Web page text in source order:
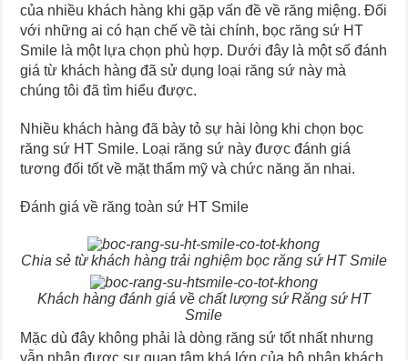
của nhiều khách hàng khi gặp vấn đề về răng miệng. Đối
với những ai có hạn chế về tài chính, bọc răng sứ HT
Smile là một lựa chọn phù hợp. Dưới đây là một số đánh
giá từ khách hàng đã sử dụng loại răng sứ này mà
chúng tôi đã tìm hiểu được.
Nhiều khách hàng đã bày tỏ sự hài lòng khi chọn bọc
răng sứ HT Smile. Loại răng sứ này được đánh giá
tương đối tốt về mặt thẩm mỹ và chức năng ăn nhai.
Đánh giá về răng toàn sứ HT Smile
Chia sẻ từ khách hàng trải nghiệm bọc răng sứ HT Smile
Khách hàng đánh giá về chất lượng sứ Răng sứ HT
Smile
Mặc dù đây không phải là dòng răng sứ tốt nhất nhưng
vẫn nhận được sự quan tâm khá lớn của bộ phận khách